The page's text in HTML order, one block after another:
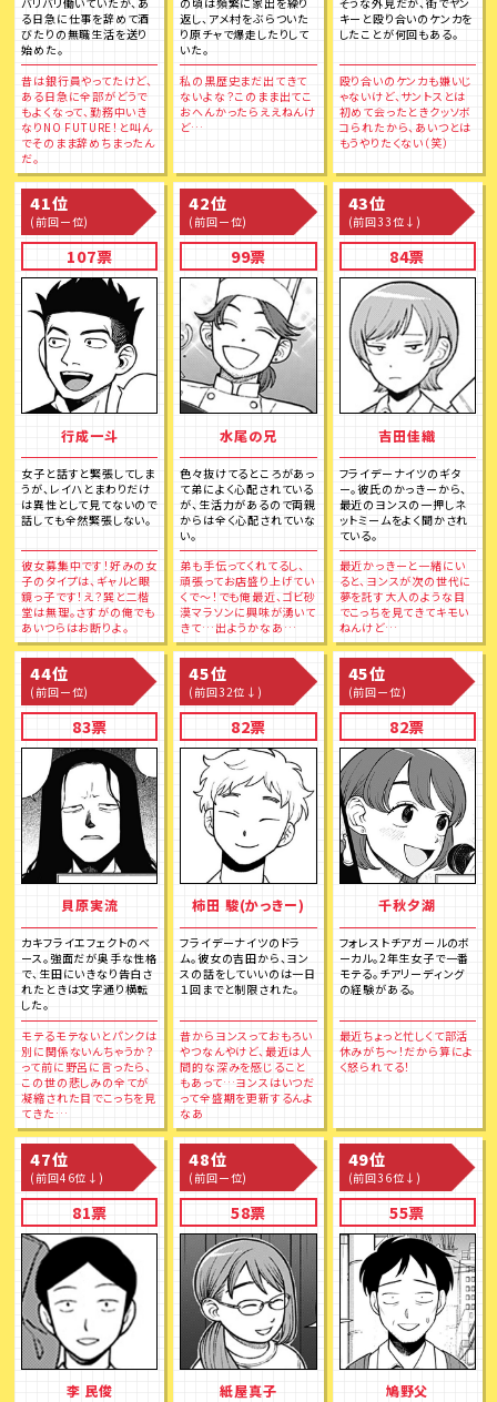
る日急に仕事を辞めて酒
びたりの無職生活を送り
始めた。
昔は銀行員やってたけど、
ある日急に全部がどうで
もよくなって、勤務中いき
なりNO FUTURE！と叫ん
でそのまま辞めちまったん
だ。
返し、アメ村をぶらついた
り原チャで爆走したりして
いた。
私の黒歴史まだ出てきて
ないよな？このまま出てこ
おへんかったらええねんけ
ど…
キーと殴り合いのケンカを
したことが何回もある。
殴り合いのケンカも嫌いじ
ゃないけど、サントスとは
初めて会ったときクッソボ
コられたから、あいつとは
もうやりたくない（笑）
41位
(前回ー位)
107票
行成一斗
女子と話すと緊張してしま
うが、レイハとまわりだけ
は異性として見てないので
話しても全然緊張しない。
彼女募集中です！好みの女
子のタイプは、ギャルと眼
鏡っ子です！え？巽と二楷
堂は無理。さすがの俺でも
あいつらはお断りよ。
42位
(前回ー位)
99票
水尾の兄
色々抜けてるところがあっ
て弟によく心配されている
が、生活力があるので両親
からは全く心配されていな
い。
弟も手伝ってくれてるし、
頑張ってお店盛り上げてい
くで～！でも俺最近、ゴビ砂
漠マラソンに興味が湧いて
きて…出ようかなあ…
43位
(前回33位↓)
84票
吉田佳織
フライデーナイツのギタ
ー。彼氏のかっきーから、
最近のヨンスの一押しネ
ットミームをよく聞かされ
ている。
最近かっきーと一緒にい
ると、ヨンスが次の世代に
夢を託す大人のような目
でこっちを見てきてキモい
ねんけど…
44位
(前回ー位)
83票
貝原実流
カキフライエフェクトのベ
ース。強面だが奥手な性格
で、生田にいきなり告白さ
れたときは文字通り横転
した。
モテるモテないとパンクは
別に関係ないんちゃうか？
って前に野呂に言ったら、
この世の悲しみの全てが
凝縮された目でこっちを見
てきた…
45位
(前回32位↓)
82票
柿田 駿(かっきー)
フライデーナイツのドラ
ム。彼女の吉田から、ヨン
スの話をしていいのは一日
１回までと制限された。
昔からヨンスっておもろい
やつなんやけど、最近は人
間的な深みを感じること
もあって…ヨンスはいつだ
って全盛期を更新するんよ
なあ
45位
(前回ー位)
82票
千秋夕湖
フォレストチアガールのボ
ーカル。2年生女子で一番
モテる。チアリーディング
の経験がある。
最近ちょっと忙しくて部活
休みがち～！だから算によ
く怒られてる！
47位
(前回46位↓)
81票
李 民俊
48位
(前回ー位)
58票
紙屋真子
49位
(前回36位↓)
55票
鳩野父